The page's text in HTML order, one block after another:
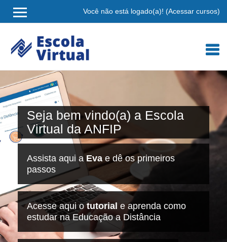
principal
Você não está logado(a)! (Acessar cursos)
Seja bem vindo(a) a Escola
Virtual da ANFIP
Assista aqui a Eva e dê os primeiros
passos
Acesse aqui o tutorial e aprenda como
estudar na Educação a Distância